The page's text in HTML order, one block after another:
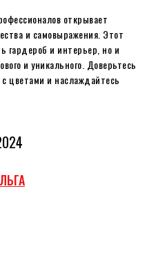
открывает
и самовыражения. Этот
гардероб и интерьер, но и
и уникального. Доверьтесь
цветами и наслаждайтесь